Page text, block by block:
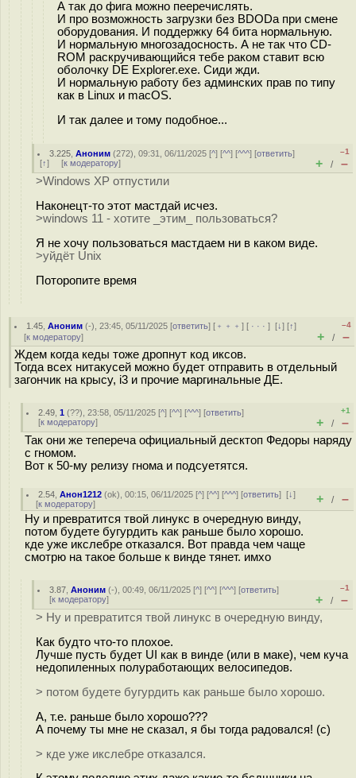
А так до фига можно пееречислять.
И про возможность загрузки без BDODа при смене
оборудования. И поддержку 64 бита нормальную.
И нормальную многозадосность. А не так что CD-
ROM раскручивающийся тебе раком ставит всю
оболочку DE Explorer.exe. Сиди жди.
И нормальную работу без админских прав по типу
как в Linux и macOS.
И так далее и тому подобное...
3.225 ,Аноним (272), 09:31, 06/11/2025 [^] [^^] [^^^] [ответить]
[↑] [к модератору]
–1
+ / –
>Windows XP отпустили
Наконецт-то этот мастдай исчез.
>windows 11 - хотите _этим_ пользоваться?
Я не хочу пользоваться мастдаем ни в каком виде.
>уйдёт Unix
Поторопите время
1.45 ,Аноним (-), 23:45, 05/11/2025 [ответить] [ ﹢﹢﹢] [ · · ·][↓] [↑]
[к модератору]
–4
+ / –
Ждем когда кеды тоже дропнут код иксов.
Тогда всех нитакусей можно будет отправить в отдельный
загончик на крысу, i3 и прочие маргинальные ДЕ.
2.49 ,1 (??), 23:58, 05/11/2025 [^] [^^] [^^^] [ответить]
[к модератору]
+1
+ / –
Так они же тепереча официальный десктоп Федоры наряду
с гномом.
Вот к 50-му релизу гнома и подсуетятся.
2.54 ,Анон1212 (ok), 00:15, 06/11/2025 [^] [^^] [^^^] [ответить][↓]
[к модератору] + / –
Ну и превратится твой линукс в очередную винду,
потом будете бугурдить как раньше было хорошо.
кде уже икслебре отказался. Вот правда чем чаще
смотрю на такое больше к винде тянет. имхо
3.87 ,Аноним (-), 00:49, 06/11/2025 [^] [^^] [^^^] [ответить]
[к модератору]
–1
+ / –
> Ну и превратится твой линукс в очередную винду,
Как будто что-то плохое.
Лучше пусть будет UI как в винде (или в маке), чем куча
недопиленных полуработающих велосипедов.
> потом будете бугурдить как раньше было хорошо.
А, т.е. раньше было хорошо???
А почему ты мне не сказал, я бы тогда радовался! (с)
> кде уже икслебре отказался.